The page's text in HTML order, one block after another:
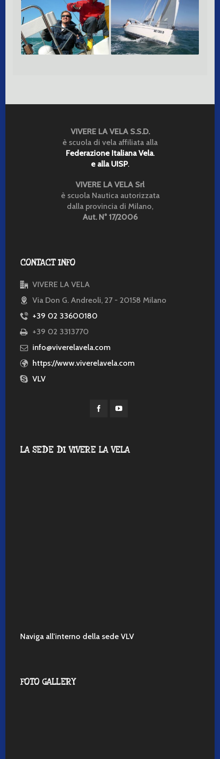
Corso Altura –
Livello 5
CORSO SKIPPER
VIVERE LA VELA S.S.D.
è scuola di vela affiliata alla
Federazione Italiana Vela.
e alla UISP.
VIVERE LA VELA Srl
è scuola Nautica autorizzata
dalla provincia di Milano,
Aut. N° 17/2006
CONTACT INFO
VIVERE LA VELA
Via Don G. Andreoli, 27 - 20158 Milano
+39 02 33600180
+39 02 3313770
info@viverelavela.com
https://www.viverelavela.com
VLV
LA SEDE DI VIVERE LA VELA
Naviga all'interno della sede VLV
FOTO GALLERY